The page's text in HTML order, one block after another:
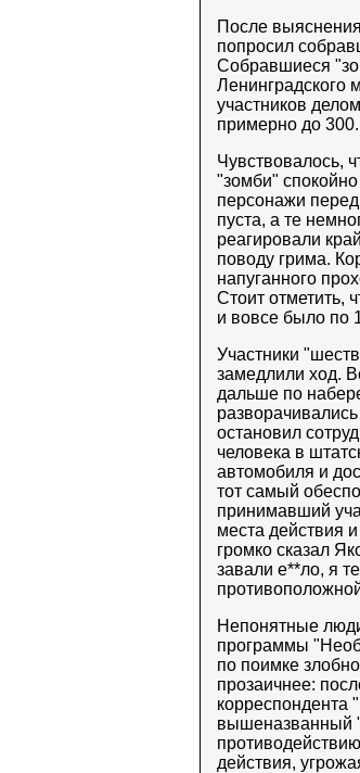
После
попросил
Собравшиеся
Ленинградского
участников
примерно до 300.
Чувствовалось,
"зомби"
персонажи
пуста, а те
реагировали
поводу грима.
напуганного
Стоит отметить,
и вовсе было по
Участники
замедлили ход.
дальше по
остановил
человека в
автомобиля и
тот самый
принимавший
места действия
громко сказал
завали е**ло, я
Непонятные
программы
по поимке
прозаичнее:
корреспондента
вышеназванный
действия,